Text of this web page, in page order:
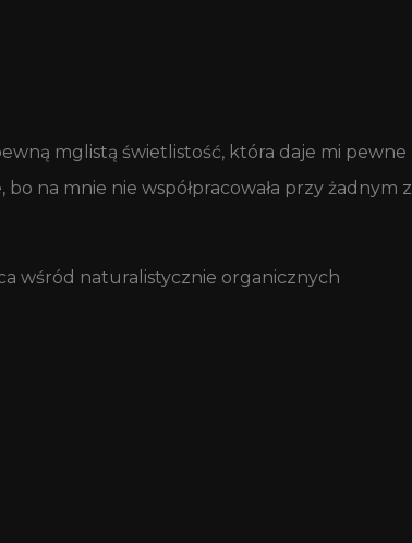
mglistą świetlistość, która daje mi pewne
na mnie nie współpracowała przy żadnym z
wśród naturalistycznie organicznych